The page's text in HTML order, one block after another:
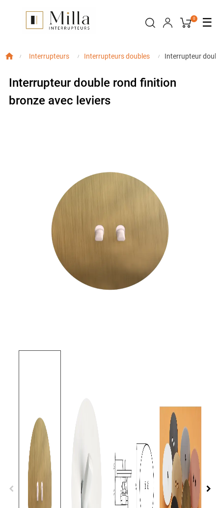
☰
0
Interrupteurs Interrupteurs doubles Interrupteur
Interrupteur double rond finition
bronze avec leviers